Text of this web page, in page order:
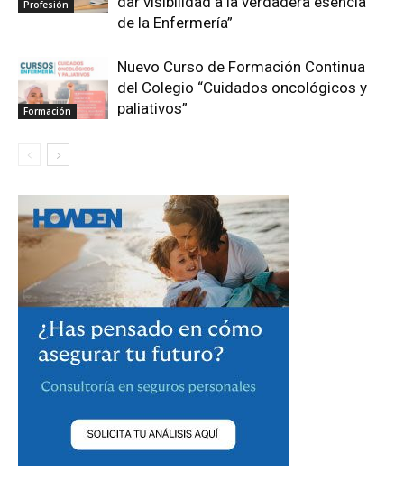
Profesión
de la Enfermería”
Formación
Nuevo Curso de Formación Continua
del Colegio “Cuidados oncológicos y
paliativos”